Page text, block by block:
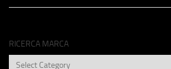
RICERCA MARCA
RICERCA